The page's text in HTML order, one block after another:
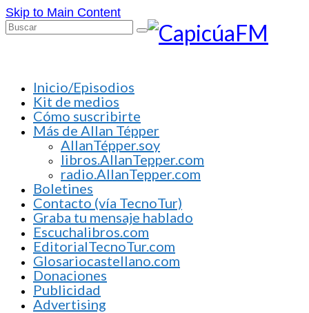
Skip to Main Content
Buscar
Inicio/Episodios
Kit de medios
Cómo suscribirte
Más de Allan Tépper
AllanTépper.soy
libros.AllanTepper.com
radio.AllanTepper.com
Boletines
Contacto (vía TecnoTur)
Graba tu mensaje hablado
Escuchalibros.com
EditorialTecnoTur.com
Glosariocastellano.com
Donaciones
Publicidad
Advertising